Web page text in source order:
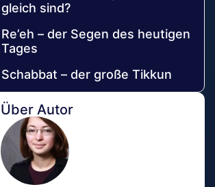
gleich sind?
Re’eh – der Segen des heutigen
Tages
Schabbat – der große Tikkun
Über Autor